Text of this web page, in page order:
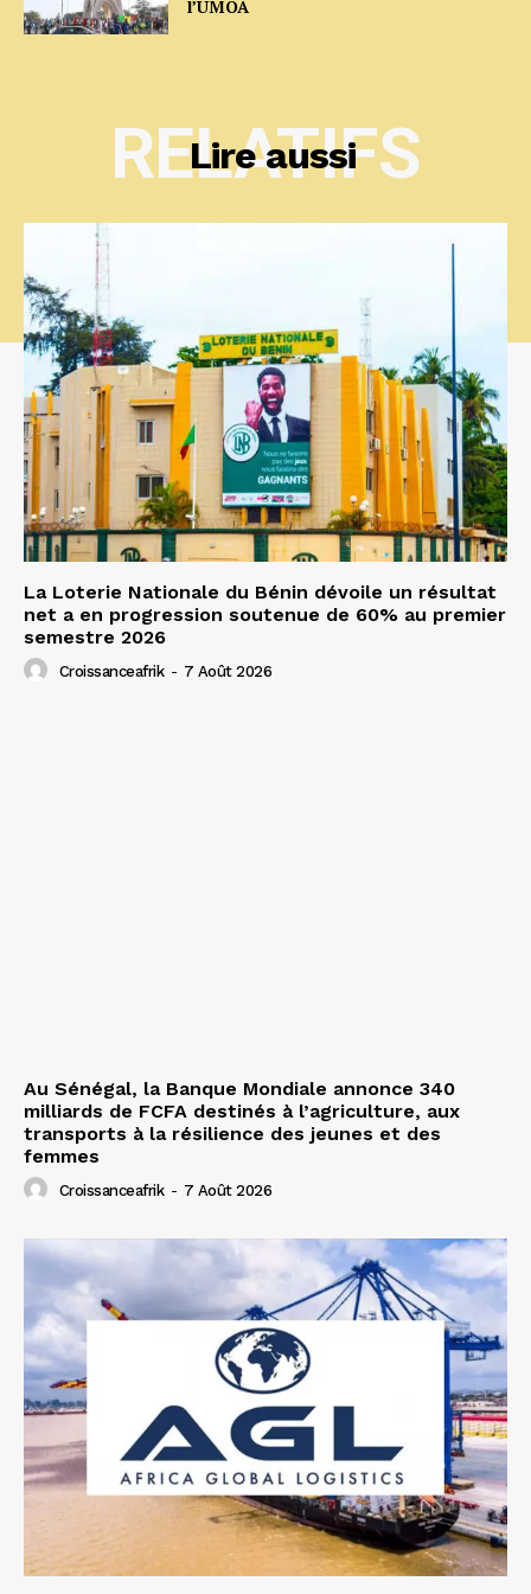
l’UMOA
Lire aussi
RELATIFS
La Loterie Nationale du Bénin dévoile un résultat
net a en progression soutenue de 60% au premier
semestre 2026
Croissanceafrik - 7 Août 2026
Au Sénégal, la Banque Mondiale annonce 340
milliards de FCFA destinés à l’agriculture, aux
transports à la résilience des jeunes et des
femmes
Croissanceafrik - 7 Août 2026